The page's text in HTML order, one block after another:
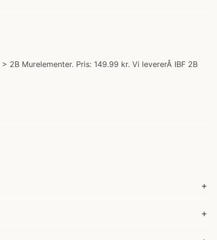
Murelementer. Pris: 149.99 kr. Vi levererÂ IBF 2B